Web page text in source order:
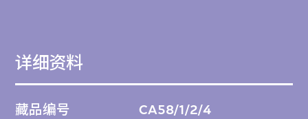
详细资料
藏品编号 CA58/1/2/4